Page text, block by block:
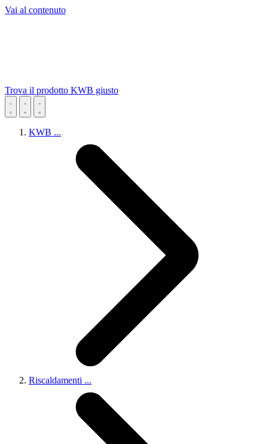
Vai al contenuto
Trova il prodotto KWB giusto
KWB ...
Riscaldamenti ...